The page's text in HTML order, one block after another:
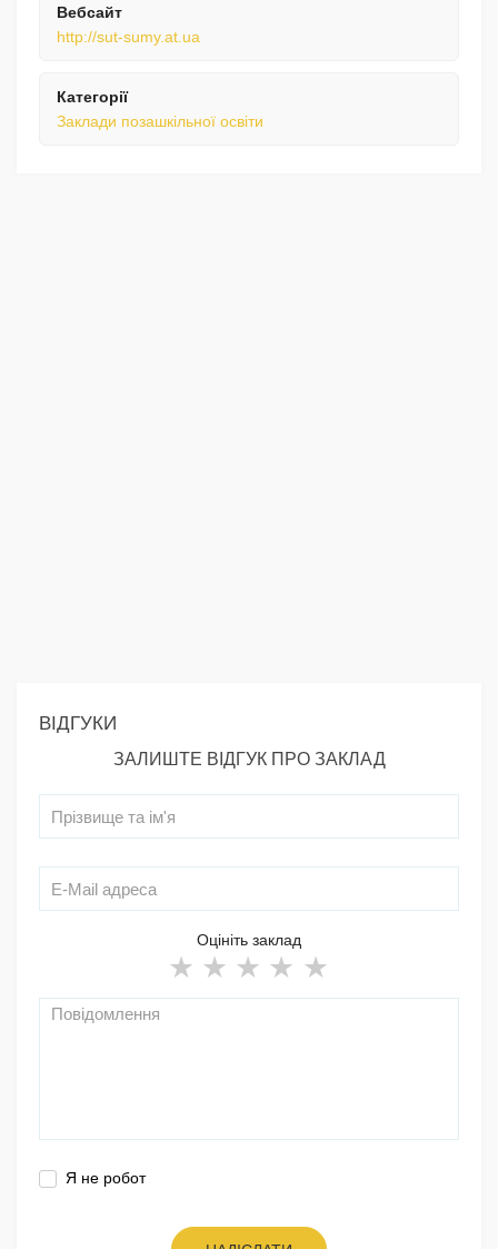
Вебсайт
http://sut-sumy.at.ua
Категорії
Заклади позашкільної освіти
ВІДГУКИ
ЗАЛИШТЕ ВІДГУК ПРО ЗАКЛАД
Оцініть заклад
Я не робот